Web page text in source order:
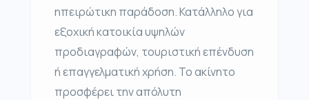
ηπειρώτικη παράδοση. Κατάλληλο για
εξοχική κατοικία υψηλών
προδιαγραφών, τουριστική επένδυση
ή επαγγελματική χρήση. Το ακίνητο
προσφέρει την απόλυτη